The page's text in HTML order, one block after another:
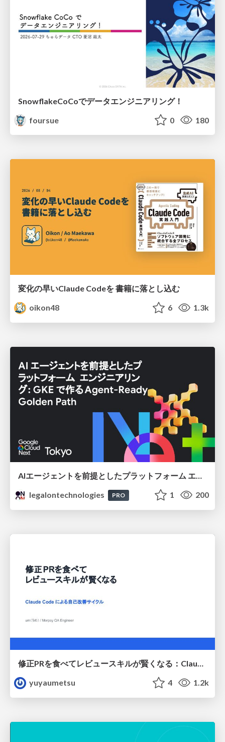
SnowflakeCoCoでデータエンジニアリング！
foursue
0 180
変化の早いClaude Codeを 書籍に落とし込む
oikon48
6 1.3k
AIエージェントを前提としたプラットフォーム エンジニアリング：GKEで作るAgent-Ready Golden Path
legalontechnologies
PRO 1 200
yuyaumetsu
4 1.2k